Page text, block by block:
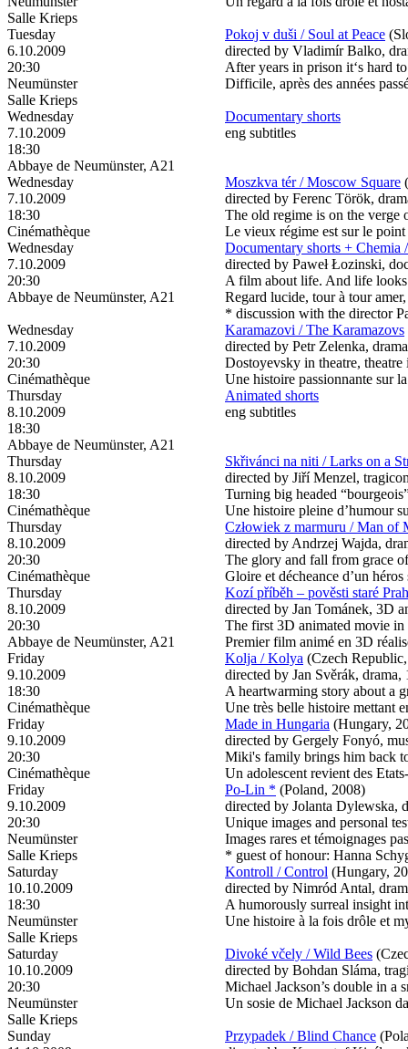
Salle Krieps
Tuesday
6.10.2009
20:30
Neumünster
Salle Krieps
Pokoj v duši / Soul at Peace
directed by Vladimír Balko,
After years in prison it‘s hard
Difficile, après des années
Wednesday
7.10.2009
18:30
Abbaye de Neumünster, A21
Documentary shorts
eng subtitles
Wednesday
7.10.2009
18:30
Cinémathèque
Moszkva tér / Moscow Square
directed by Ferenc Török,
The old regime is on the verge
Le vieux régime est sur le point
Wednesday
7.10.2009
20:30
Abbaye de Neumünster, A21
Documentary shorts + Chemia
directed by Paweł Łozinski,
A film about life. And life
Regard lucide, tour à tour
* discussion with the director
Wednesday
7.10.2009
20:30
Cinémathèque
Karamazovi / The Karamazovs
directed by Petr Zelenka,
Dostoyevsky in theatre,
Une histoire passionnante sur
Thursday
8.10.2009
18:30
Abbaye de Neumünster, A21
Animated shorts
eng subtitles
Thursday
8.10.2009
18:30
Cinémathèque
Skřivánci na niti / Larks on a
directed by Jiří Menzel,
Turning big headed
Une histoire pleine d’humour
Thursday
8.10.2009
20:30
Cinémathèque
Człowiek z marmuru / Man of
directed by Andrzej Wajda,
The glory and fall from grace
Gloire et décheance d’un
Thursday
8.10.2009
20:30
Abbaye de Neumünster, A21
Kozí příběh – pověsti staré
directed by Jan Tománek, 3D
The first 3D animated movie in
Premier film animé en 3D
Friday
9.10.2009
18:30
Cinémathèque
Kolja / Kolya (Czech
directed by Jan Svěrák,
A heartwarming story about a
Une très belle histoire mettant
Friday
9.10.2009
20:30
Cinémathèque
Made in Hungaria (Hungary,
directed by Gergely Fonyó,
Miki's family brings him back
Un adolescent revient des
Friday
9.10.2009
20:30
Neumünster
Salle Krieps
Po-Lin * (Poland, 2008)
directed by Jolanta Dylewska,
Unique images and personal
Images rares et témoignages
* guest of honour: Hanna
Saturday
10.10.2009
18:30
Neumünster
Salle Krieps
Kontroll / Control (Hungary,
directed by Nimród Antal,
A humorously surreal insight
Une histoire à la fois drôle et
Saturday
10.10.2009
20:30
Neumünster
Salle Krieps
Divoké včely / Wild Bees
directed by Bohdan Sláma,
Michael Jackson’s double in
Un sosie de Michael Jackson
Sunday
Przypadek / Blind Chance